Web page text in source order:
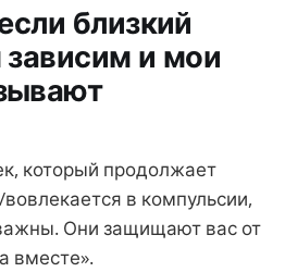
близкий
и мои
который продолжает
в компульсии,
Они защищают вас от
вместе».